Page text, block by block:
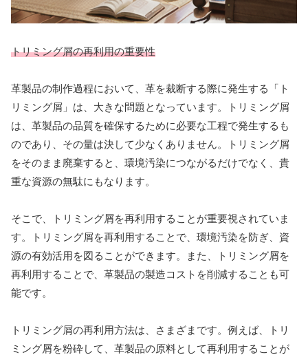
トリミング屑の再利用の重要性
革製品の制作過程において、革を裁断する際に発生する「ト
リミング屑」は、大きな問題となっています。トリミング屑
は、革製品の品質を確保するために必要な工程で発生するも
のであり、その量は決して少なくありません。トリミング屑
をそのまま廃棄すると、環境汚染につながるだけでなく、貴
重な資源の無駄にもなります。
そこで、トリミング屑を再利用することが重要視されていま
す。トリミング屑を再利用することで、環境汚染を防ぎ、資
源の有効活用を図ることができます。また、トリミング屑を
再利用することで、革製品の製造コストを削減することも可
能です。
トリミング屑の再利用方法は、さまざまです。例えば、トリ
ミング屑を粉砕して、革製品の原料として再利用することが